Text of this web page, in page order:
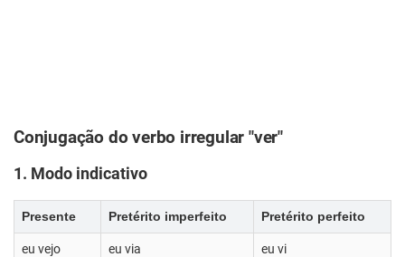
Conjugação do verbo irregular "ver"
1. Modo indicativo
Presente Pretérito imperfeito Pretérito perfeito
eu vejo eu via eu vi